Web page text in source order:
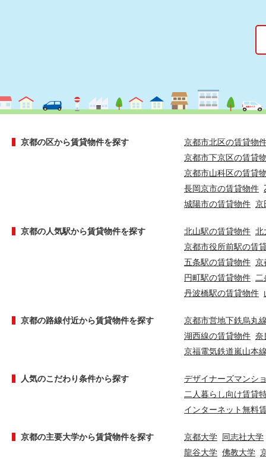
京都の区から賃貸物件を探す
京都市北区の賃貸物
京都市下京区の賃貸
京都市山科区の賃貸
長岡京市の賃貸物件
城陽市の賃貸物件 京
京都の人気駅から賃貸物件を探す 北山駅の賃貸物件 北
京都市役所前駅の賃
五条駅の賃貸物件 京
円町駅の賃貸物件 二
丹波橋駅の賃貸物件
京都の路線付近から賃貸物件を探す
京都市営地下鉄烏丸
湖西線の賃貸物件 奈
京福電気鉄道嵐山本
人気のこだわり条件から探す
デザイナーズマンシ
二人暮らし向け賃貸
インターネット無料
京都の主要大学から賃貸物件を探す 京都大学 同志社大学
龍谷大学 佛教大学